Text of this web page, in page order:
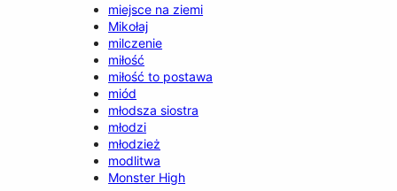
miejsce na ziemi
Mikołaj
milczenie
miłość
miłość to postawa
miód
młodsza siostra
młodzi
młodzież
modlitwa
Monster High